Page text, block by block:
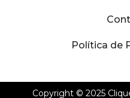
Política de
Copyright © 2025